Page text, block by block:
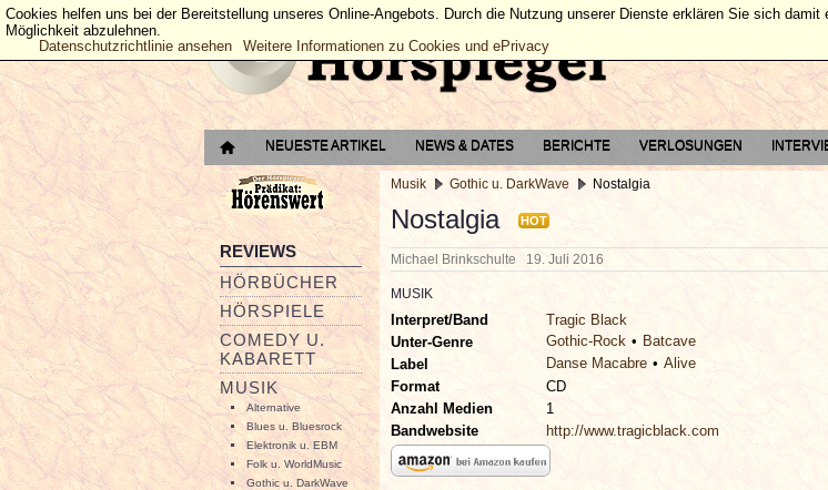
NEUESTE ARTIKEL NEWS & DATES BERICHTE VERLOSUNGEN
REVIEWS
HÖRBÜCHER
HÖRSPIELE
COMEDY U.
KABARETT
MUSIK
Alternative
Blues u. Bluesrock
Elektronik u. EBM
Folk u. WorldMusic
Gothic u. DarkWave
Musik Gothic u. DarkWave Nostalgia
Nostalgia HOT
Michael Brinkschulte 19. Juli 2016
MUSIK
Interpret/Band
Tragic Black
Unter-Genre
Gothic-Rock
Batcave
Label
Danse Macabre
Alive
Format
CD
Anzahl Medien
1
Bandwebsite
http://www.tragicblack.com
Cookies helfen uns bei der Bereitstellung unseres Online-Angebots. Durch die Nutzung unserer Dienste erklären Sie sich
Möglichkeit abzulehnen.
Datenschutzrichtlinie ansehen
Weitere Informationen zu Cookies und ePrivacy